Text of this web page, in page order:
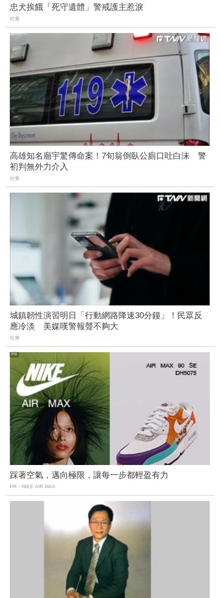
忠犬挨餓「死守遺體」警戒護主惹淚
社會
高雄知名廟宇驚傳命案！7旬翁倒臥公廁口吐白沫 警
初判無外力介入
社會
城鎮韌性演習明日「行動網路降速30分鐘」！民眾反
應冷淡 美媒嘆警報聲不夠大
社會
踩著空氣，邁向極限，讓每一步都輕盈有力
PR・NIKE AIR MAX